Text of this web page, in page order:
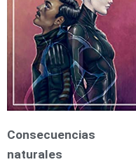
Consecuencias
naturales